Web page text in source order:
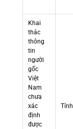
Khai
thác
thông
tin
người
gốc
Việt
Nam
chưa
xác
định
được
Tỉnh